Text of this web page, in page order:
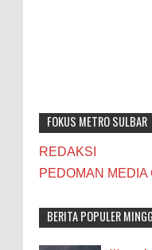
FOKUS METRO SULBAR
REDAKSI
PEDOMAN MEDIA
BERITA POPULER